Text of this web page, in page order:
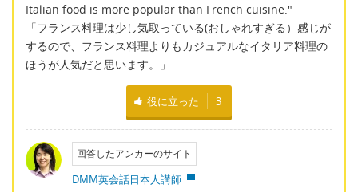
Italian food is more popular than French cuisine."
「フランス料理は少し気取っている(おしゃれすぎる）感じが
するので、フランス料理よりもカジュアルなイタリア料理の
ほうが人気だと思います。」
役に立った 3
回答したアンカーのサイト
DMM英会話日本人講師